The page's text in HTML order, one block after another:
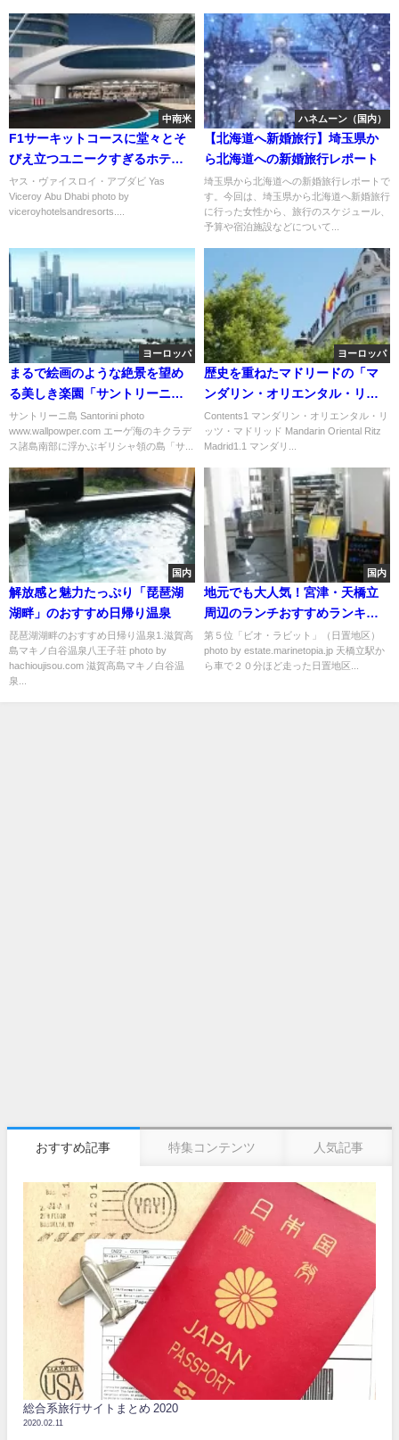
中南米
F1サーキットコースに堂々とそ
びえ立つユニークすぎるホテル
「ヤス・ヴァイスロイ・アブダ
ビ」
ヤス・ヴァイスロイ・アブダビ Yas
Viceroy Abu Dhabi photo by
viceroyhotelsandresorts....
ハネムーン（国内）
【北海道へ新婚旅行】埼玉県か
ら北海道への新婚旅行レポート
埼玉県から北海道への新婚旅行レポートで
す。今回は、埼玉県から北海道へ新婚旅行
に行った女性から、旅行のスケジュール、
予算や宿泊施設などについて...
ヨーロッパ
まるで絵画のような絶景を望め
る美しき楽園「サントリーニ
島」
サントリーニ島 Santorini photo
www.wallpowper.com エーゲ海のキクラデ
ス諸島南部に浮かぶギリシャ領の島「サ...
ヨーロッパ
歴史を重ねたマドリードの「マ
ンダリン・オリエンタル・リッ
ツ・マドリッド」
Contents1 マンダリン・オリエンタル・リ
ッツ・マドリッド Mandarin Oriental Ritz
Madrid1.1 マンダリ...
国内
解放感と魅力たっぷり「琵琶湖
湖畔」のおすすめ日帰り温泉
琵琶湖湖畔のおすすめ日帰り温泉1.滋賀高
島マキノ白谷温泉八王子荘 photo by
hachioujisou.com 滋賀高島マキノ白谷温
泉...
国内
地元でも大人気！宮津・天橋立
周辺のランチおすすめランキン
グ
第５位「ビオ・ラビット」（日置地区）
photo by estate.marinetopia.jp 天橋立駅か
ら車で２０分ほど走った日置地区...
おすすめ記事 特集コンテンツ 人気記事
総合系旅行サイトまとめ 2020
2020.02.11